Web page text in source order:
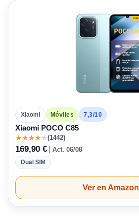
Xiaomi Móviles 7,3/10
Xiaomi POCO C85
★★★★★(1442)
169,90 € Act. 06/08
Dual SIM
Ver en Amazon